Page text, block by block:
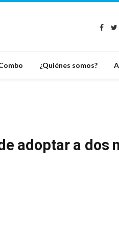
¿Quiénes somos?
adoptar a dos